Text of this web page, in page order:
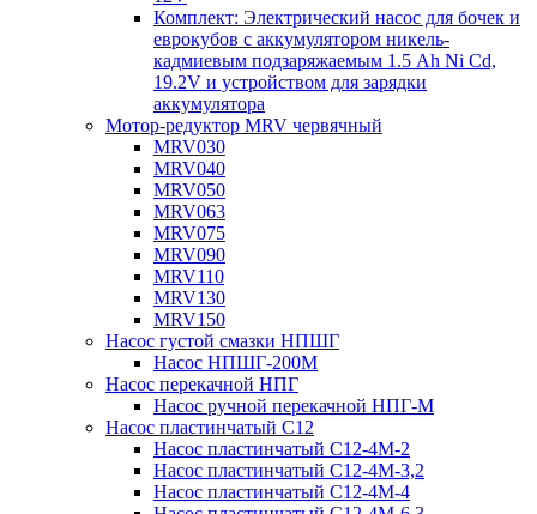
Комплект: Электрический насос для бочек и
еврокубов с аккумулятором никель-
кадмиевым подзаряжаемым 1.5 Ah Ni Cd,
19.2V и устройством для зарядки
аккумулятора
Мотор-редуктор MRV червячный
MRV030
MRV040
MRV050
MRV063
MRV075
MRV090
MRV110
MRV130
MRV150
Насос густой смазки НПШГ
Насос НПШГ-200М
Насос перекачной НПГ
Насос ручной перекачной НПГ-М
Насос пластинчатый С12
Насос пластинчатый С12-4М-2
Насос пластинчатый С12-4М-3,2
Насос пластинчатый С12-4М-4